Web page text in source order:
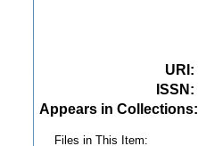
URI :
ISSN :
Appears in Collections:
Files in This Item: